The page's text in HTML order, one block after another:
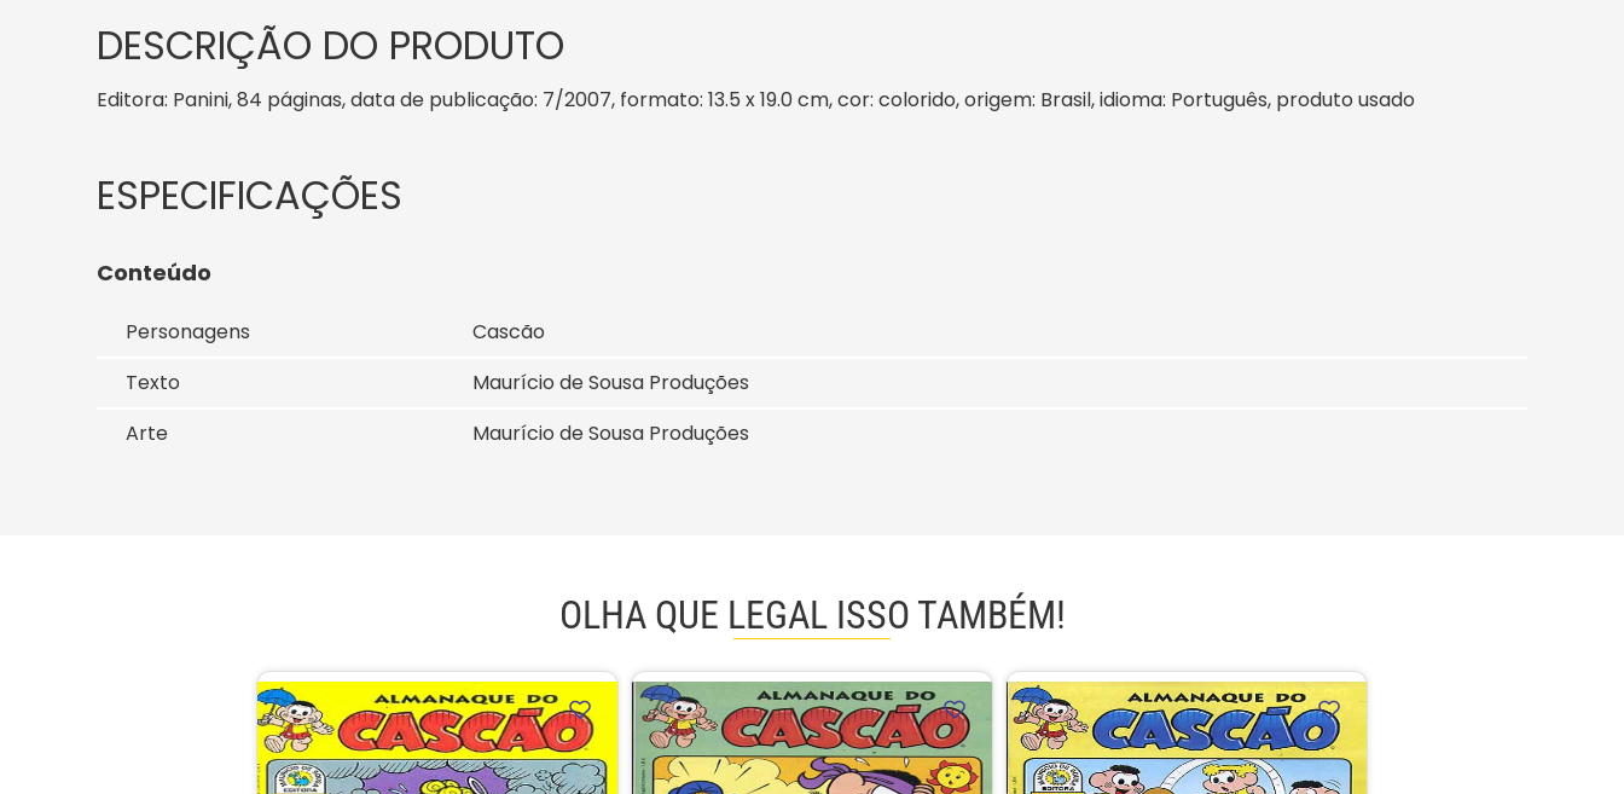
DESCRIÇÃO DO PRODUTO
Editora: Panini, 84 páginas, data de publicação: 7/2007, formato: 13.5 x 19.0 cm, cor: colorido, origem: Brasil, idioma: Português, produto usado
Conteúdo
Personagens
Cascão
Texto
Maurício de Sousa Produções
Arte
Maurício de Sousa Produções
OLHA QUE LEGAL ISSO TAMBÉM!